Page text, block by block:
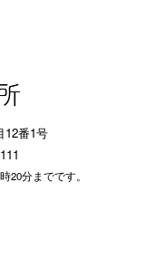
12番1号
20分までです。